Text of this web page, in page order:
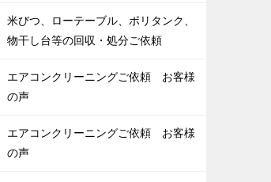
米びつ、ローテーブル、ポリタンク、
物干し台等の回収・処分ご依頼
エアコンクリーニングご依頼 お客様
の声
エアコンクリーニングご依頼 お客様
の声